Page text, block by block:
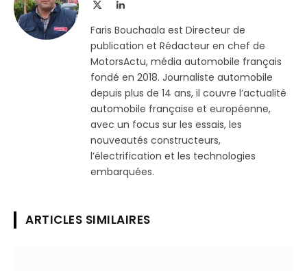
LinkedIn
Faris Bouchaala est Directeur de
publication et Rédacteur en chef de
MotorsActu, média automobile français
fondé en 2018. Journaliste automobile
depuis plus de 14 ans, il couvre l’actualité
automobile française et européenne,
avec un focus sur les essais, les
nouveautés constructeurs,
l’électrification et les technologies
embarquées.
ARTICLES SIMILAIRES